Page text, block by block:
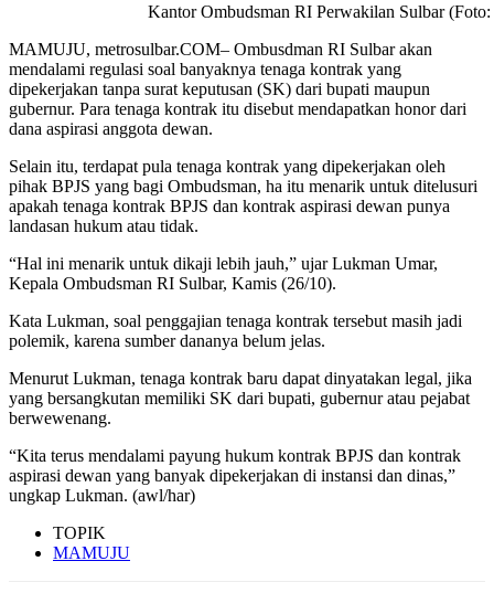
Kantor Ombudsman RI Perwakilan Sulbar
MAMUJU, metrosulbar.COM– Ombusdman RI Sulbar akan
mendalami regulasi soal banyaknya tenaga kontrak yang
dipekerjakan tanpa surat keputusan (SK) dari bupati maupun
gubernur. Para tenaga kontrak itu disebut mendapatkan honor dari
dana aspirasi anggota dewan.
Selain itu, terdapat pula tenaga kontrak yang dipekerjakan oleh
pihak BPJS yang bagi Ombudsman, ha itu menarik untuk ditelusuri
apakah tenaga kontrak BPJS dan kontrak aspirasi dewan punya
landasan hukum atau tidak.
“Hal ini menarik untuk dikaji lebih jauh,” ujar Lukman Umar,
Kepala Ombudsman RI Sulbar, Kamis (26/10).
Kata Lukman, soal penggajian tenaga kontrak tersebut masih jadi
polemik, karena sumber dananya belum jelas.
Menurut Lukman, tenaga kontrak baru dapat dinyatakan legal, jika
yang bersangkutan memiliki SK dari bupati, gubernur atau pejabat
berwewenang.
“Kita terus mendalami payung hukum kontrak BPJS dan kontrak
aspirasi dewan yang banyak dipekerjakan di instansi dan dinas,”
ungkap Lukman. (awl/har)
TOPIK
MAMUJU